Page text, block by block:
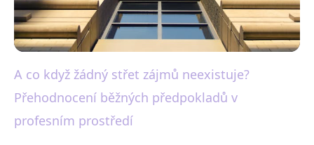
black-white.cz
Když střet zájmů chybí: Nový
pohled na podnikovou etiku
A co když žádný střet zájmů neexistuje?
Přehodnocení běžných předpokladů v
profesním prostředí